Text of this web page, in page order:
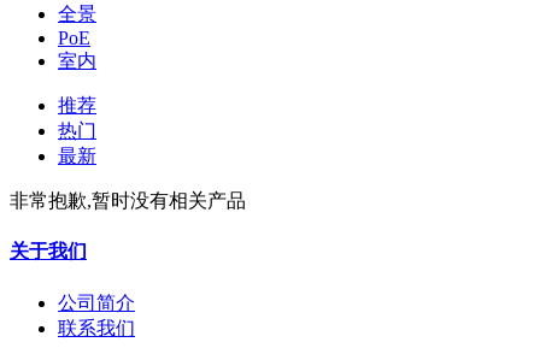
全景
PoE
室内
推荐
热门
最新
非常抱歉,暂时没有相关产品
关于我们
公司简介
联系我们